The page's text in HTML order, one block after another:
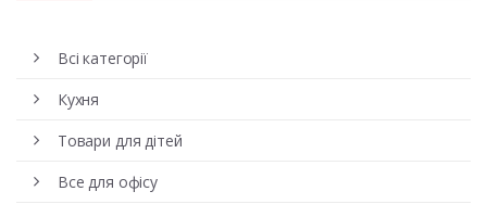
Всі категорії
Кухня
Товари для дітей
Все для офісу